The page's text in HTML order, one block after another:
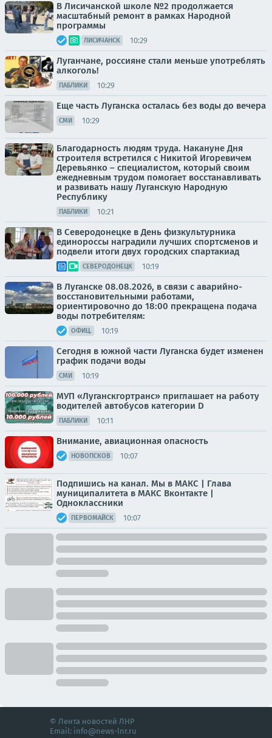
В Лисичанской школе №2 продолжается
масштабный ремонт в рамках Народной
программы
ЛИСИЧАНСК 10:29
Луганчане, россияне стали меньше употреблять
алкоголь!
ПАБЛИКИ 10:29
Еще часть Луганска осталась без воды до вечера
СМИ 10:29
Благодарность людям труда. Накануне Дня
строителя встретился с Никитой Игоревичем
Деревьянко – специалистом, который своим
ежедневным трудом помогает восстанавливать
и развивать нашу Луганскую Народную
Республику
ПАБЛИКИ 10:21
В Северодонецке в День физкультурника
единороссы наградили лучших спортсменов и
подвели итоги двух городских спартакиад
СЕВЕРОДОНЕЦК 10:19
В Луганске 08.08.2026, в связи с аварийно-
восстановительными работами,
ориентировочно до 18:00 прекращена подача
воды потребителям:
ОФИЦ. 10:19
Сегодня в южной части Луганска будет изменен
график подачи воды
СМИ 10:19
МУП «Луганскгортранс» приглашает на работу
водителей автобусов категории D
ПАБЛИКИ 10:11
Внимание, авиационная опасность
НОВОПСКОВ 10:07
Подпишись на канал. Мы в МАКС | Глава
муниципалитета в МАКС Вконтакте |
Одноклаcсники
ПЕРВОМАЙСК 10:07
© Лента новостей ЛНР
Email: info@news-lnr.ru